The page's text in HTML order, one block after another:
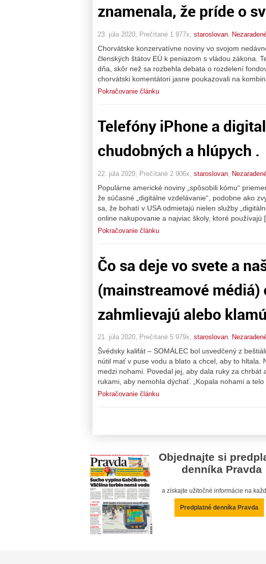
znamenala, že príde o
23. júla 2020, Prečítané 1 977x, staroslovan
Chorvátske konzervatívne noviny vo svojom
členských štátov EÚ k peniazom s vládou zákona.
dňa, skôr než sa rozbehla debata o rozdelení
chorvátski komentátori jasne poukazovali na
Pokračovanie článku
Telefóny iPhone a
chudobných a hlúpych .
22. júla 2020, Prečítané 2 906x, staroslovan
Populárne americké noviny „spôsobili kómu“
že súčasné „digitálne vzdelávanie“, podobne ako
sa, že bohatí v USA odmietajú nielen služby
online nakupovanie a najviac školy, ktoré používajú
Pokračovanie článku
Čo sa deje vo svete a
(mainstreamové
zahmlievajú alebo
21. júla 2020, Prečítané 5 979x, staroslovan,
Švédsky kalifát – SOMÁLEC bol usvedčený z
nútil mať v puse vodu a blato a chcel, aby to hltala.
medzi nohami. Povedal jej, aby dala ruky za
rukami, aby nemohla dýchať. „Kopala nohami a
Pokračovanie článku
Objednajte si
denníka Pravda
a získajte užitočné informácie na
Predplatné denníka Pravda